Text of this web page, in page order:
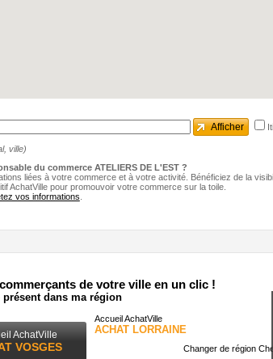
Afficher
ville)
du commerce ATELIERS DE L'EST ?
liées à votre commerce et à votre activité. Bénéficiez de la
AchatVille pour promouvoir votre commerce sur la toile.
vos informations
de votre ville en un clic !
présent dans ma région
AchatVille
VOSGES
Accueil AchatVille
ACHAT LORRAINE
Changer de région